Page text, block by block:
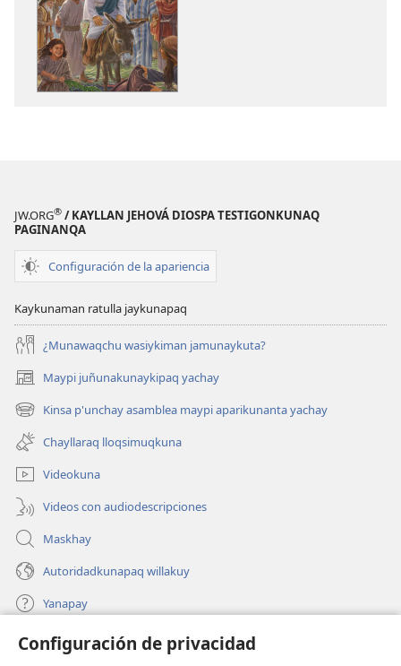
Configuración de privacidad
JW.ORG® / KAYLLAN JEHOVÁ DIOSPA TESTIGONKUNAQ
PAGINANQA
Configuración de la apariencia
Kaykunaman ratulla jaykunapaq
¿Munawaqchu wasiykiman jamunaykuta?
Maypi juñunakunaykipaq yachay
(abre
una
nueva
ventana)
Kinsa p'unchay asamblea maypi aparikunanta yachay
(abre
una
nueva
ventana)
Chayllaraq lloqsimuqkuna
Videokuna
Videos con audiodescripciones
Maskhay
Autoridadkunapaq willakuy
Yanapay
Donacionta churanapaq